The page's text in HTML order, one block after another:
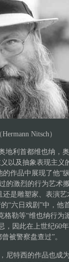
Nitsch）
地利首都维也纳，
以及抽象表现主义
的作品中展现了他“
的激烈的行为艺术
是雕塑家、表演
“六日戏剧”中，他
勒等“维也纳行为
，因此在上世纪60
被警察盘查过”。
尼特西的作品也成